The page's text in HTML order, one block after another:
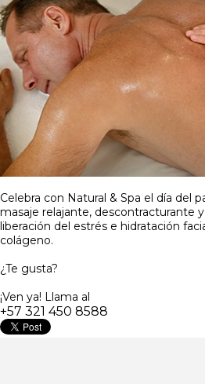
Celebra con Natural & Spa el día del
masaje relajante, descontracturante
liberación del estrés e hidratación
colágeno.
¿Te gusta?
¡Ven ya! Llama al
+57 321 450 8588